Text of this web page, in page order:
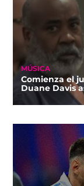
MÚSICA
Comienza el
Duane Davis